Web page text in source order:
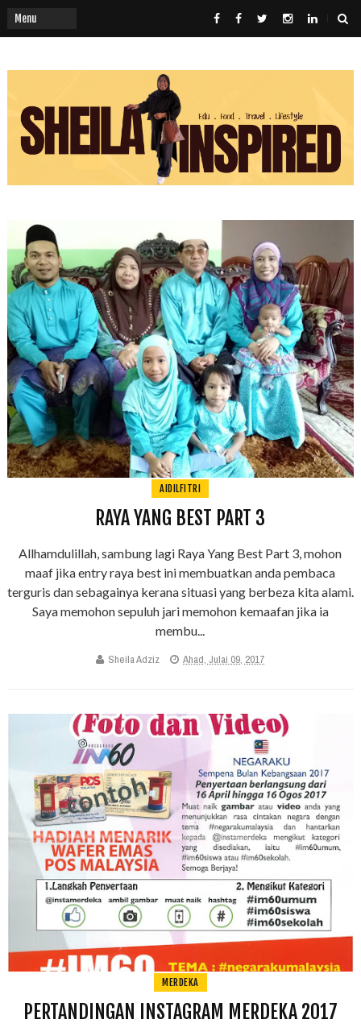
AIDILFITRI
RAYA YANG BEST PART 3
Allhamdulillah, sambung lagi Raya Yang Best Part 3, mohon
maaf jika entry raya best ini membuatkan anda pembaca
terguris dan sebagainya kerana situasi yang berbeza kita alami.
Saya memohon sepuluh jari memohon kemaafan jika ia
membu...
Sheila Adziz Ahad, Julai 09, 2017
MERDEKA
PERTANDINGAN INSTAGRAM MERDEKA 2017